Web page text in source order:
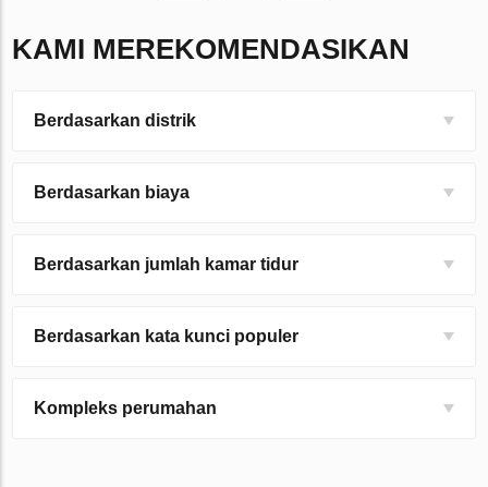
KAMI MEREKOMENDASIKAN
Berdasarkan distrik
Berdasarkan biaya
Berdasarkan jumlah kamar tidur
Berdasarkan kata kunci populer
Kompleks perumahan